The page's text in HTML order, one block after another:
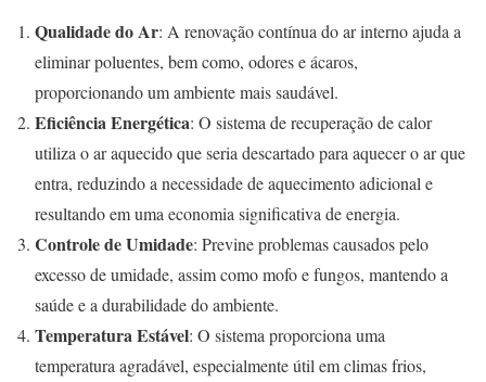
Qualidade do Ar: A renovação contínua do ar interno ajuda a
eliminar poluentes, bem como, odores e ácaros,
proporcionando um ambiente mais saudável.
Eficiência Energética: O sistema de recuperação de calor
utiliza o ar aquecido que seria descartado para aquecer o ar que
entra, reduzindo a necessidade de aquecimento adicional e
resultando em uma economia significativa de energia.
Controle de Umidade: Previne problemas causados pelo
excesso de umidade, assim como mofo e fungos, mantendo a
saúde e a durabilidade do ambiente.
Temperatura Estável: O sistema proporciona uma
temperatura agradável, especialmente útil em climas frios,